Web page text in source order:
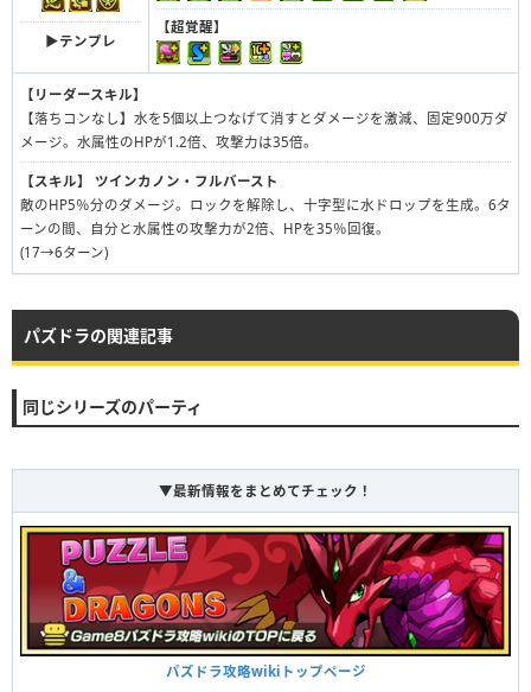
▶︎テンプレ
【超覚醒】
【リーダースキル】
【落ちコンなし】水を5個以上つなげて消すとダメージを激減、固定900万ダ
メージ。水属性のHPが1.2倍、攻撃力は35倍。
【スキル】
ツインカノン・フルバースト
敵のHP5％分のダメージ。ロックを解除し、十字型に水ドロップを生成。6タ
ーンの間、自分と水属性の攻撃力が2倍、HPを35％回復。
(17→6ターン)
パズドラの関連記事
同じシリーズのパーティ
▼最新情報をまとめてチェック！
パズドラ攻略wikiトップページ